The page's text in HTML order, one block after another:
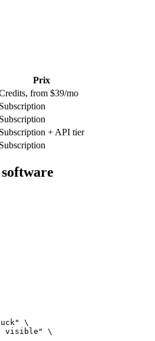
Prix
from $39/mo
Subscription
Subscription
Subscription + API tier
Subscription
\
visible" \